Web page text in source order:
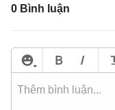
0 Bình luận